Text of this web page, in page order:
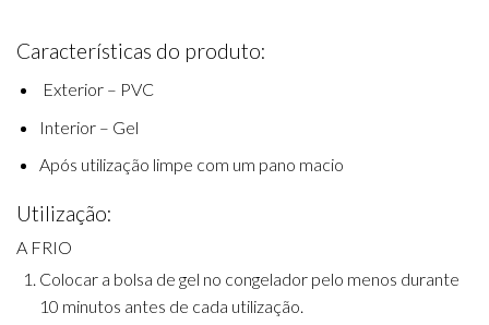
Características do produto:
Exterior – PVC
Interior – Gel
Após utilização limpe com um pano macio
Utilização:
A FRIO
Colocar a bolsa de gel no congelador pelo menos durante
10 minutos antes de cada utilização.